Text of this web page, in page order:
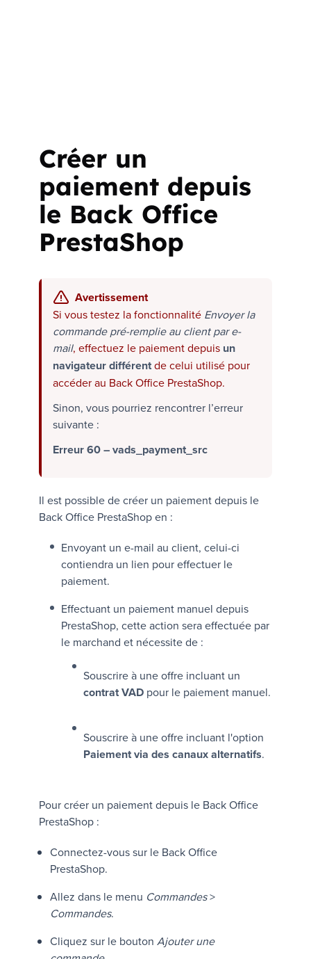
Créer un
paiement depuis
le Back Office
PrestaShop
Avertissement
Si vous testez la fonctionnalité Envoyer la
commande pré-remplie au client par e-
mail, effectuez le paiement depuis un
navigateur différentde celui utilisé pour
accéder au Back Office PrestaShop.
Sinon, vous pourriez rencontrer l’erreur
suivante :
Erreur 60 – vads_payment_src
Il est possible de créer un paiement depuis le
Back Office PrestaShop en :
Envoyant un e-mail au client, celui-ci
contiendra un lien pour effectuer le
paiement.
Effectuant un paiement manuel depuis
PrestaShop, cette action sera effectuée par
le marchand et nécessite de :
Souscrire à une offre incluant un
contrat VAD pour le paiement manuel.
Souscrire à une offre incluant l'option
Paiement via des canaux alternatifs.
Pour créer un paiement depuis le Back Office
PrestaShop :
Connectez-vous sur le Back Office
PrestaShop.
Allez dans le menu Commandes>
Commandes.
Cliquez sur le bouton Ajouter une